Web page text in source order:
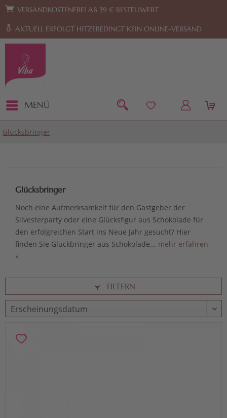
Zur Hauptnavigation springen Zum Footer springen
VERSANDKOSTENFREI AB 39 € BESTELLWERT
AKTUELL ERFOLGT HITZEBEDINGT KEIN ONLINE-VERSAND
MENÜ
Glücksbringer
Glücksbringer
Noch eine Aufmerksamkeit für den Gastgeber der
Silvesterparty oder eine Glücksfigur aus Schokolade für
den erfolgreichen Start ins Neue Jahr gesucht? Hier
finden Sie Glückbringer aus Schokolade... mehr erfahren
»
FILTERN